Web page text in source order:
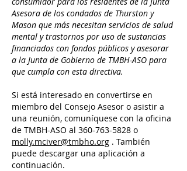
Asesora de los condados de Thurston y
Mason que más necesitan servicios de salud
mental y trastornos por uso de sustancias
financiados con fondos públicos y asesorar
a la Junta de Gobierno de TMBH-ASO para
que cumpla con esta directiva.
Si está interesado en convertirse en
miembro del Consejo Asesor o asistir a
una reunión, comuníquese con la oficina
de TMBH-ASO al 360-763-5828 o
molly.mciver@tmbho.org . También
puede descargar una aplicación a
continuación.